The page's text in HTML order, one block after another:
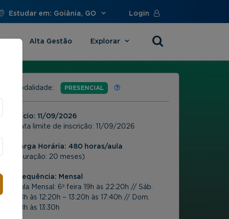
Estudar em: Goiânia, GO Login
Alta Gestão Explorar
Modalidade: PRESENCIAL
Início: 11/09/2026
Data limite de inscrição: 11/09/2026
Carga Horária: 480 horas/aula
(Duração: 20 meses)
Frequência: Mensal
Aula Mensal: 6º feira 19h às 22:20h // Sáb.
08h às 12:20h – 13:20h às 17:40h // Dom.
08h às 13:30h